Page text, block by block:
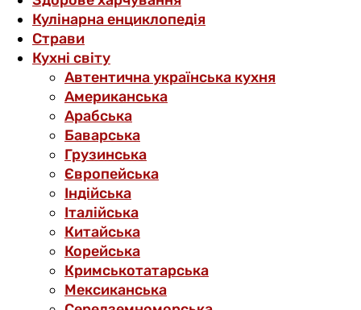
Кулінарна енциклопедія
Страви
Кухні світу
Автентична українська кухня
Американська
Арабська
Баварська
Грузинська
Європейська
Індійська
Італійська
Китайська
Корейська
Кримськотатарська
Мексиканська